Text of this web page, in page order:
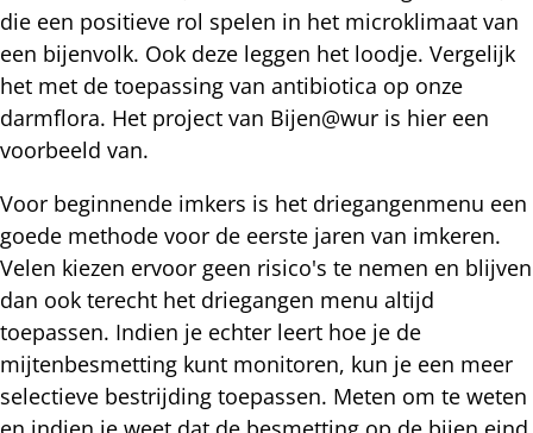
die een positieve rol spelen in het microklimaat van
een bijenvolk. Ook deze leggen het loodje. Vergelijk
het met de toepassing van antibiotica op onze
darmflora. Het project van Bijen@wur is hier een
voorbeeld van.
Voor beginnende imkers is het driegangenmenu een
goede methode voor de eerste jaren van imkeren.
Velen kiezen ervoor geen risico's te nemen en blijven
dan ook terecht het driegangen menu altijd
toepassen. Indien je echter leert hoe je de
mijtenbesmetting kunt monitoren, kun je een meer
selectieve bestrijding toepassen. Meten om te weten